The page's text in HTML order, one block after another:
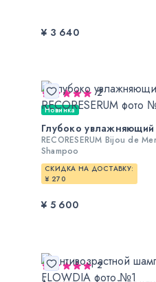
¥ 3 640
2
Новинка
Глубоко
RECORESERUM Bijou de
Shampoo
СКИДКА НА ДОСТАВКУ:
¥ 270
¥ 5 600
2